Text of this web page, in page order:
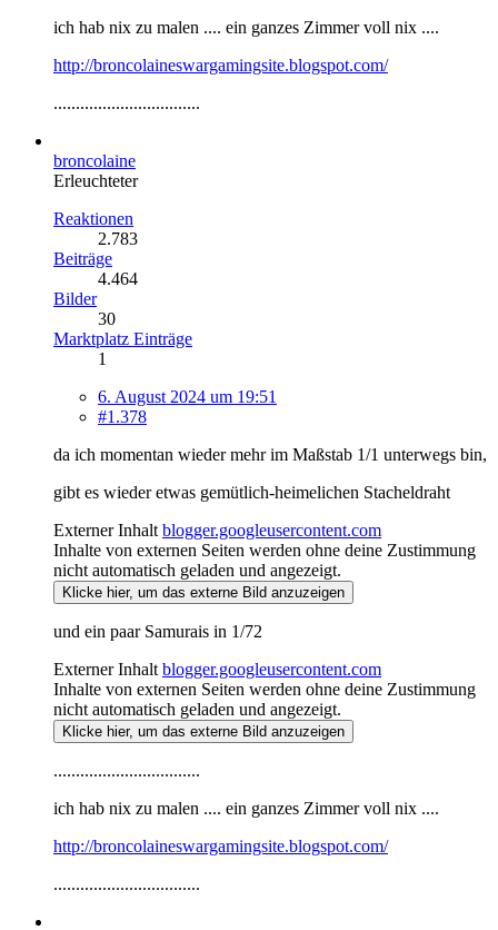
ich hab nix zu malen .... ein ganzes Zimmer voll nix ....
http://broncolaineswargamingsite.blogspot.com/
.................................
broncolaine
Erleuchteter
Reaktionen
2.783
Beiträge
4.464
Bilder
30
Marktplatz Einträge
1
6. August 2024 um 19:51
#1.378
da ich momentan wieder mehr im Maßstab 1/1 unterwegs bin,
gibt es wieder etwas gemütlich-heimelichen Stacheldraht
Externer Inhalt blogger.googleusercontent.com
Inhalte von externen Seiten werden ohne deine Zustimmung
nicht automatisch geladen und angezeigt.
Klicke hier, um das externe Bild anzuzeigen
und ein paar Samurais in 1/72
Externer Inhalt blogger.googleusercontent.com
Inhalte von externen Seiten werden ohne deine Zustimmung
nicht automatisch geladen und angezeigt.
Klicke hier, um das externe Bild anzuzeigen
.................................
ich hab nix zu malen .... ein ganzes Zimmer voll nix ....
http://broncolaineswargamingsite.blogspot.com/
.................................